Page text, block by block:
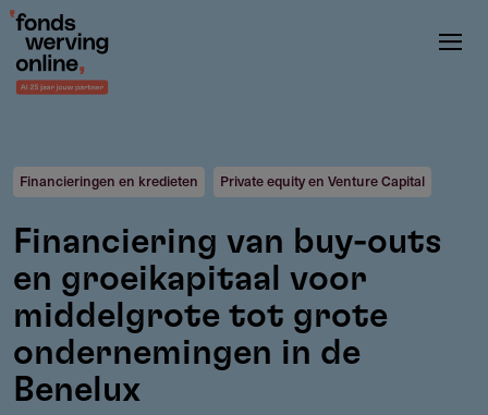
Overslaan
naar
de
gaan
Financieringen en kredieten Private equity en Venture Capital
Financiering van buy-outs
en groeikapitaal voor
middelgrote tot grote
ondernemingen in de
Benelux